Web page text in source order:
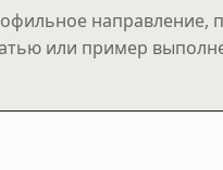
направление,
или пример